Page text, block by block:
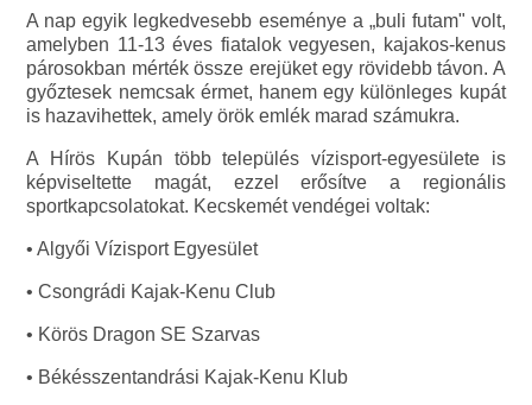
A nap egyik legkedvesebb eseménye a „buli futam" volt,
amelyben 11-13 éves fiatalok vegyesen, kajakos-kenus
párosokban mérték össze erejüket egy rövidebb távon. A
győztesek nemcsak érmet, hanem egy különleges kupát
is hazavihettek, amely örök emlék marad számukra.
A Hírös Kupán több település vízisport-egyesülete is
képviseltette magát, ezzel erősítve a regionális
sportkapcsolatokat. Kecskemét vendégei voltak:
• Algyői Vízisport Egyesület
• Csongrádi Kajak-Kenu Club
• Körös Dragon SE Szarvas
• Békésszentandrási Kajak-Kenu Klub